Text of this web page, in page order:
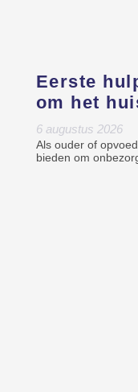
Eerste
om het
6 augustus 2026
Als ouder of
bieden om